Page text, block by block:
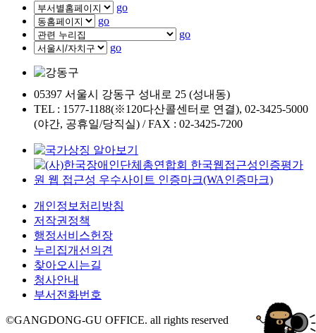
go
go
go
go
05397 서울시 강동구 성내로 25 (성내동)
TEL : 1577-1188(※120다산콜센터로 연결), 02-3425-5000
(야간, 공휴일/당직실) / FAX : 02-3425-7200
개인정보처리방침
저작권정책
행정서비스헌장
누리집개선의견
찾아오시는길
청사안내
부서전화번호
©GANGDONG-GU OFFICE. all rights reserved